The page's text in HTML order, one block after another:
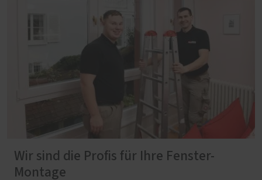
Wir sind die Profis für Ihre Fenster-
Montage